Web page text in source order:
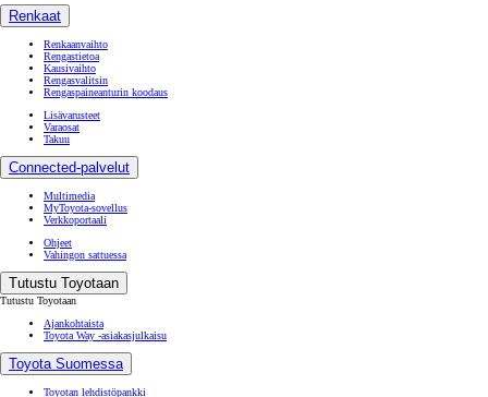
Renkaat
Renkaanvaihto
Rengastietoa
Kausivaihto
Rengasvalitsin
Rengaspaineanturin koodaus
Lisävarusteet
Varaosat
Takuu
Connected-palvelut
Multimedia
MyToyota-sovellus
Verkkoportaali
Ohjeet
Vahingon sattuessa
Tutustu Toyotaan
Tutustu Toyotaan
Ajankohtaista
Toyota Way -asiakasjulkaisu
Toyota Suomessa
Toyotan lehdistöpankki